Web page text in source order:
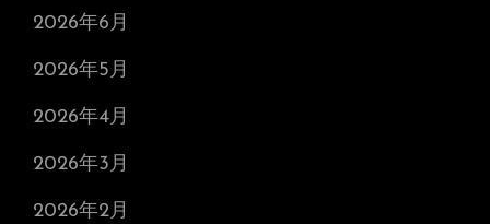
2026年6月
2026年5月
2026年4月
2026年3月
2026年2月